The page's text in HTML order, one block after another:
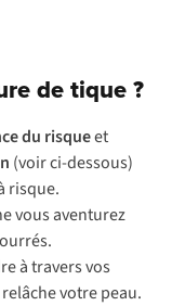
de tique ?
du risqueet
(voir ci-dessous)
risque.
vous aventurez
à travers vos
votre peau.